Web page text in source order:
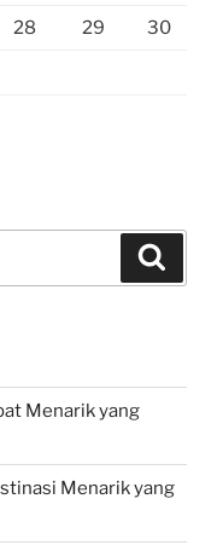
28 29 30
Menarik yang
Menarik yang